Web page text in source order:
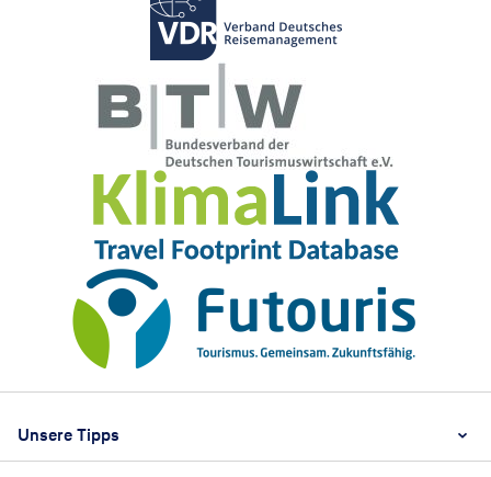
Unsere Tipps